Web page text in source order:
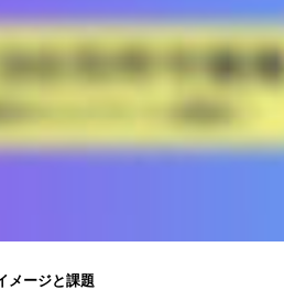
メージと課題